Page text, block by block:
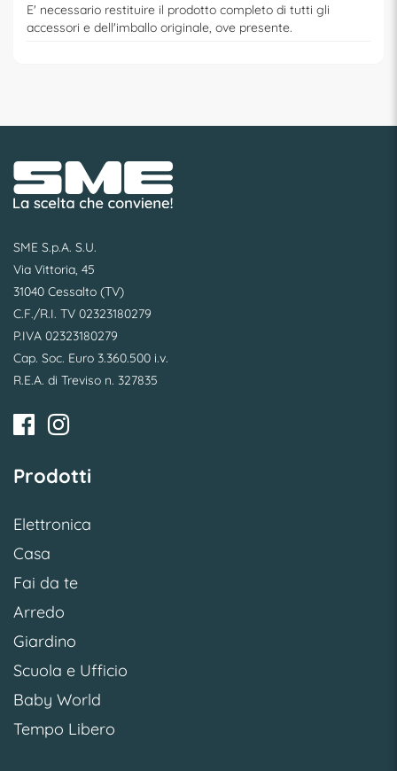
E' necessario restituire il prodotto completo di tutti gli
accessori e dell'imballo originale, ove presente.
SME S.p.A. S.U.
Via Vittoria, 45
31040 Cessalto (TV)
C.F./R.I. TV 02323180279
P.IVA 02323180279
Cap. Soc. Euro 3.360.500 i.v.
R.E.A. di Treviso n. 327835
Prodotti
Elettronica
Casa
Fai da te
Arredo
Giardino
Scuola e Ufficio
Baby World
Tempo Libero